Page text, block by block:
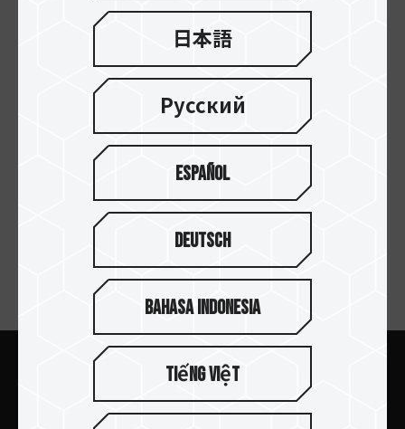
27.MAR.2026
生成 AI 向け高性能 SSD：選び方（完全ガイド...
ニュースレターの購読
送信します
日本語
Русский
Español
Deutsch
Bahasa Indonesia
Tiếng Việt